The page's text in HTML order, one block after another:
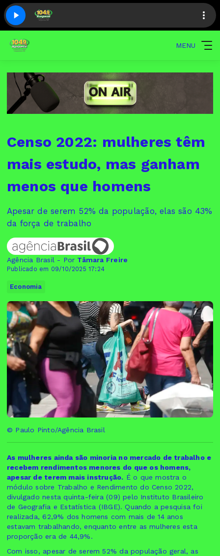
MENU
Censo 2022: mulheres têm
mais estudo, mas ganham
menos que homens
Apesar de serem 52% da população, elas são 43%
da força de trabalho
Agência Brasil - Por Tâmara Freire
Publicado em 09/10/2025 17:24
Economia
© Paulo Pinto/Agência Brasil
As mulheres ainda são minoria no mercado de trabalho e
recebem rendimentos menores do que os homens,
apesar de terem mais instrução. É o que mostra o
módulo sobre Trabalho e Rendimento do Censo 2022,
divulgado nesta quinta-feira (09) pelo Instituto Brasileiro
de Geografia e Estatística (IBGE). Quando a pesquisa foi
realizada, 62,9% dos homens com mais de 14 anos
estavam trabalhando, enquanto entre as mulheres esta
proporção era de 44,9%.
Com isso, apesar de serem 52% da população geral, as